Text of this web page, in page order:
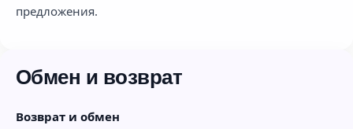
предложения.
Обмен и возврат
Возврат и обмен